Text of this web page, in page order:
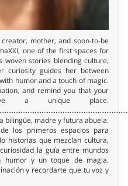
mother, and soon-to-be
one of the first spaces for
woven stories blending culture,
curiosity guides her between
humor and a touch of magic.
and remind you that your
a unique place.
bilingüe, madre y futura abuela.
los primeros espacios para
historias que mezclan cultura,
la guía entre mundos
humor y un toque de magia.
y recordarte que tu voz y